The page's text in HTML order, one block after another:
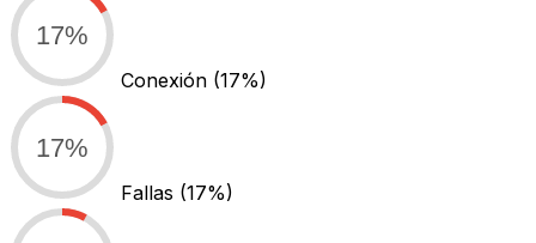
17%
Conexión (17%)
17%
Fallas (17%)